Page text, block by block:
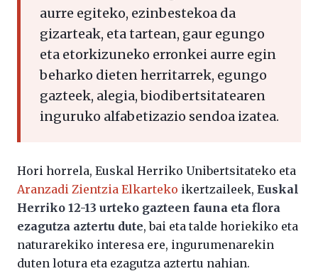
aurre egiteko, ezinbestekoa da
gizarteak, eta tartean, gaur egungo
eta etorkizuneko erronkei aurre egin
beharko dieten herritarrek, egungo
gazteek, alegia, biodibertsitatearen
inguruko alfabetizazio sendoa izatea.
Hori horrela, Euskal Herriko Unibertsitateko eta
Aranzadi Zientzia Elkarteko ikertzaileek, Euskal
Herriko 12-13 urteko gazteen fauna eta flora
ezagutza aztertu dute, bai eta talde horiekiko eta
naturarekiko interesa ere, ingurumenarekin
duten lotura eta ezagutza aztertu nahian.